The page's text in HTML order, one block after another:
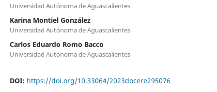
Universidad Autónoma de Aguascalientes
Karina Montiel González
Universidad Autónoma de Aguascalientes
Carlos Eduardo Romo Bacco
Universidad Autónoma de Aguascalientes
DOI: https://doi.org/10.33064/2023docere295076